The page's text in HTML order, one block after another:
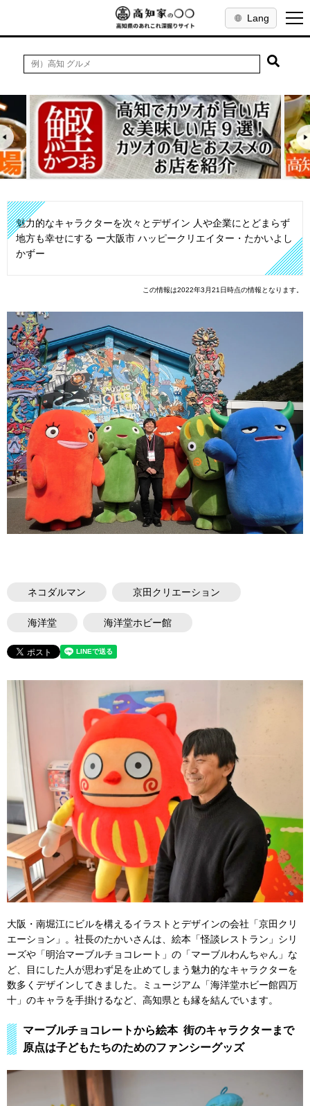
Lang
魅力的なキャラクターを次々とデザイン 人や企業にとどまらず
地方も幸せにする ー大阪市 ハッピークリエイター・たかいよし
かずー
この情報は2022年3月21日時点の情報となります。
ネコダルマン 京田クリエーション
海洋堂 海洋堂ホビー館
大阪・南堀江にビルを構えるイラストとデザインの会社「京田クリ
エーション」。社長のたかいさんは、絵本「怪談レストラン」シリ
ーズや「明治マーブルチョコレート」の「マーブルわんちゃん」な
ど、目にした人が思わず足を止めてしまう魅力的なキャラクターを
数多くデザインしてきました。ミュージアム「海洋堂ホビー館四万
十」のキャラを手掛けるなど、高知県とも縁を結んでいます。
マーブルチョコレートから絵本 街のキャラクターまで
原点は子どもたちのためのファンシーグッズ